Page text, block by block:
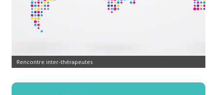
Rencontre inter-thérapeutes